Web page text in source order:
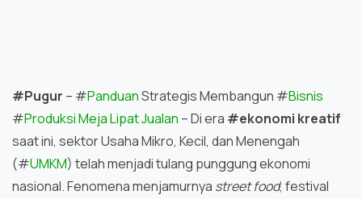
#Pugur – #PanduanStrategis Membangun #Bisnis
#Produksi Meja Lipat Jualan – Di era #ekonomi kreatif
saat ini, sektor Usaha Mikro, Kecil, dan Menengah
(#UMKM) telah menjadi tulang punggung ekonomi
nasional. Fenomena menjamurnya street food, festival